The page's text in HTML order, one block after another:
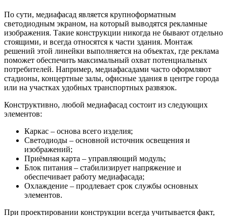
По сути, медиафасад является крупноформатным
светодиодным экраном, на который выводятся рекламные
изображения. Такие конструкции никогда не бывают отдельно
стоящими, и всегда относятся к части здания. Монтаж
решений этой линейки выполняется на объектах, где реклама
поможет обеспечить максимальный охват потенциальных
потребителей. Например, медиафасадами часто оформляют
стадионы, концертные залы, офисные здания в центре города
или на участках удобных транспортных развязок.
Конструктивно, любой медиафасад состоит из следующих
элементов:
Каркас – основа всего изделия;
Светодиоды – основной источник освещения и
изображений;
Приёмная карта – управляющий модуль;
Блок питания – стабилизирует напряжение и
обеспечивает работу медиафасада;
Охлаждение – продлевает срок службы основных
элементов.
При проектировании конструкции всегда учитывается факт,